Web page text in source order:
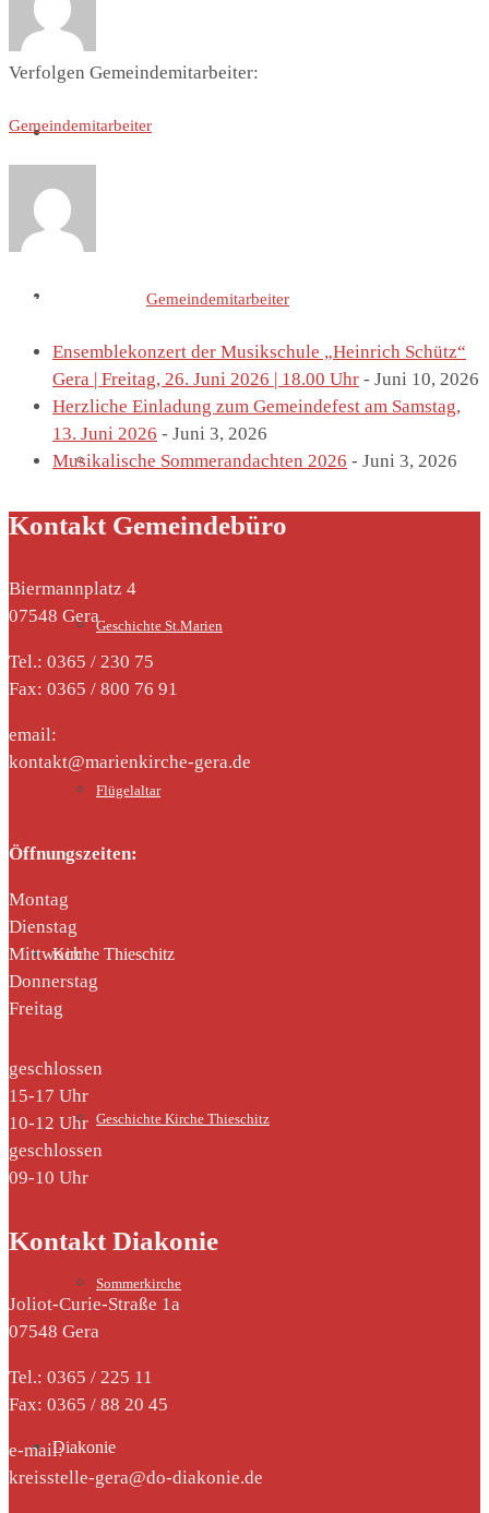
Predigten
Marienkirche
Geschichte St.Marien
Flügelaltar
Kirche Thieschitz
Geschichte Kirche Thieschitz
Sommerkirche
Diakonie
Verfolgen Gemeindemitarbeiter:
Gemeindemitarbeiter
Letzte Einträge von Gemeindemitarbeiter
Ensemblekonzert der Musikschule „Heinrich Schütz“
Gera | Freitag, 26. Juni 2026 | 18.00 Uhr - Juni 10, 2026
Herzliche Einladung zum Gemeindefest am Samstag,
13. Juni 2026 - Juni 3, 2026
Musikalische Sommerandachten 2026 - Juni 3, 2026
Kontakt Gemeindebüro
Biermannplatz 4
07548 Gera
Tel.: 0365 / 230 75
Fax: 0365 / 800 76 91
email:
kontakt@marienkirche-gera.de
Öffnungszeiten:
Montag
Dienstag
Mittwoch
Donnerstag
Freitag
geschlossen
15-17 Uhr
10-12 Uhr
geschlossen
09-10 Uhr
Kontakt Diakonie
Joliot-Curie-Straße 1a
07548 Gera
Tel.: 0365 / 225 11
Fax: 0365 / 88 20 45
e-mail:
kreisstelle-gera@do-diakonie.de